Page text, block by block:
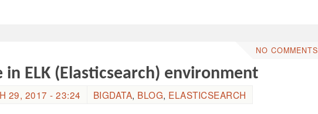
NO COMMENTS
ELK (Elasticsearch) environment
29, 2017 - 23:24 BIGDATA, BLOG, ELASTICSEARCH